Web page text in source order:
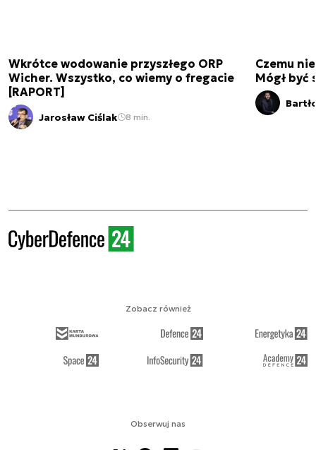
Wkrótce wodowanie przyszłego ORP
Wicher. Wszystko, co wiemy o fregacie
[RAPORT]
Jarosław Ciślak 8 min.
Czemu
Mógł być
Obserwuj nas
Zobacz również